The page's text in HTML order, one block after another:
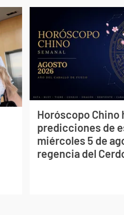
Horóscopo Chino
predicciones de
miércoles 5 de
regencia del